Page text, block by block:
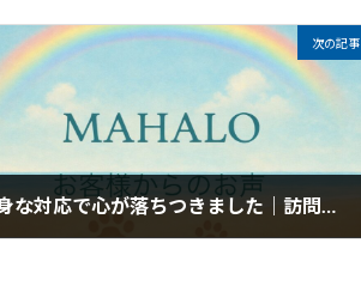
次の記事
親身な対応で心が落ちつきました｜訪問ペット火葬・葬儀MAHALOのお客様のお声